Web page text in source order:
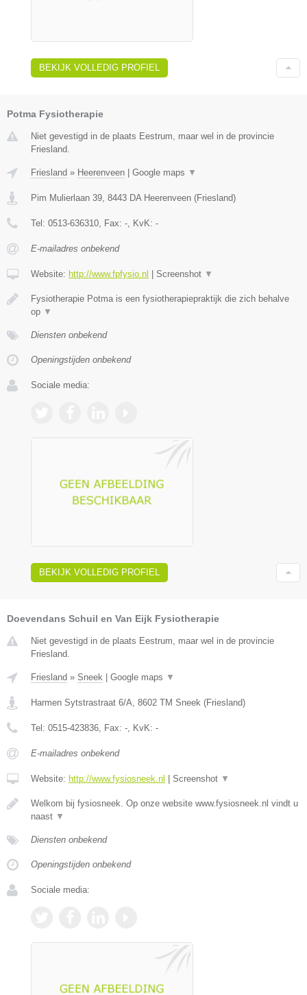
BEKIJK VOLLEDIG PROFIEL
Potma Fysiotherapie
Niet gevestigd in de plaats Eestrum, maar wel in de provincie
Friesland.
Friesland » Heerenveen Google maps ▼
Pim Mulierlaan 39, 8443 DA Heerenveen (Friesland)
Tel: 0513-636310, Fax: -, KvK: -
E-mailadres onbekend
Website: http://www.fpfysio.nl Screenshot ▼
Fysiotherapie Potma is een fysiotherapiepraktijk die zich behalve
op ▼
Diensten onbekend
Openingstijden onbekend
Sociale media:
BEKIJK VOLLEDIG PROFIEL
Doevendans Schuil en Van Eijk Fysiotherapie
Niet gevestigd in de plaats Eestrum, maar wel in de provincie
Friesland.
Friesland » Sneek Google maps ▼
Harmen Sytstrastraat 6/A 8602 TM Sneek (Friesland)
Tel: 0515-423836 , Fax: - , KvK: -
E-mailadres onbekend
Website: http://www.fysiosneek.nl Screenshot ▼
Welkom bij fysiosneek. Op onze website www.fysiosneek.nl vindt u
naast ▼
Diensten onbekend
Openingstijden onbekend
Sociale media: